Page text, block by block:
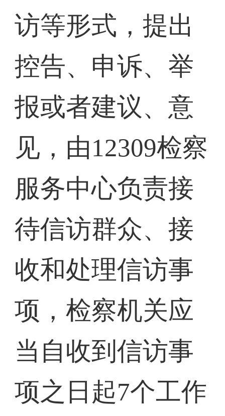
访等形式，提出
控告、申诉、举
报或者建议、意
见，由12309检察
服务中心负责接
待信访群众、接
收和处理信访事
项，检察机关应
当自收到信访事
项之日起7个工作